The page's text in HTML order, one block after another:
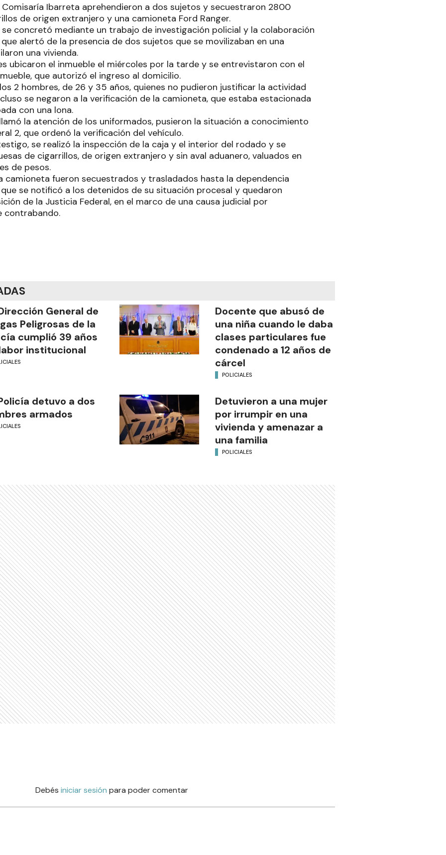
Ibarreta aprehendieron a dos sujetos y secuestraron 2800
de origen extranjero y una camioneta Ford Ranger.
concretó mediante un trabajo de investigación policial y la colaboración
alertó de la presencia de dos sujetos que se movilizaban en una
una vivienda.
ubicaron el inmueble el miércoles por la tarde y se entrevistaron con el
que autorizó el ingreso al domicilio.
2 hombres, de 26 y 35 años, quienes no pudieron justificar la actividad
se negaron a la verificación de la camioneta, que estaba estacionada
con una lona.
la atención de los uniformados, pusieron la situación a conocimiento
2, que ordenó la verificación del vehículo.
se realizó la inspección de la caja y el interior del rodado y se
de cigarrillos, de origen extranjero y sin aval aduanero, valuados en
de pesos.
camioneta fueron secuestrados y trasladados hasta la dependencia
se notificó a los detenidos de su situación procesal y quedaron
de la Justicia Federal, en el marco de una causa judicial por
contrabando.
General de
Peligrosas de la
cumplió 39 años
institucional
Docente que abusó de
una niña cuando le daba
clases particulares fue
condenado a 12 años de
cárcel
POLICIALES
detuvo a dos
armados
Detuvieron a una mujer
por irrumpir en una
vivienda y amenazar a
una familia
POLICIALES
Debés iniciar sesión para poder comentar